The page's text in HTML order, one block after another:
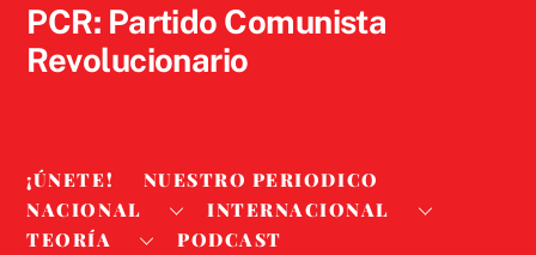
PCR: Partido Comunista
Revolucionario
¡ÚNETE!
NUESTRO PERIODICO
NACIONAL
INTERNACIONAL
TEORÍA
PODCAST